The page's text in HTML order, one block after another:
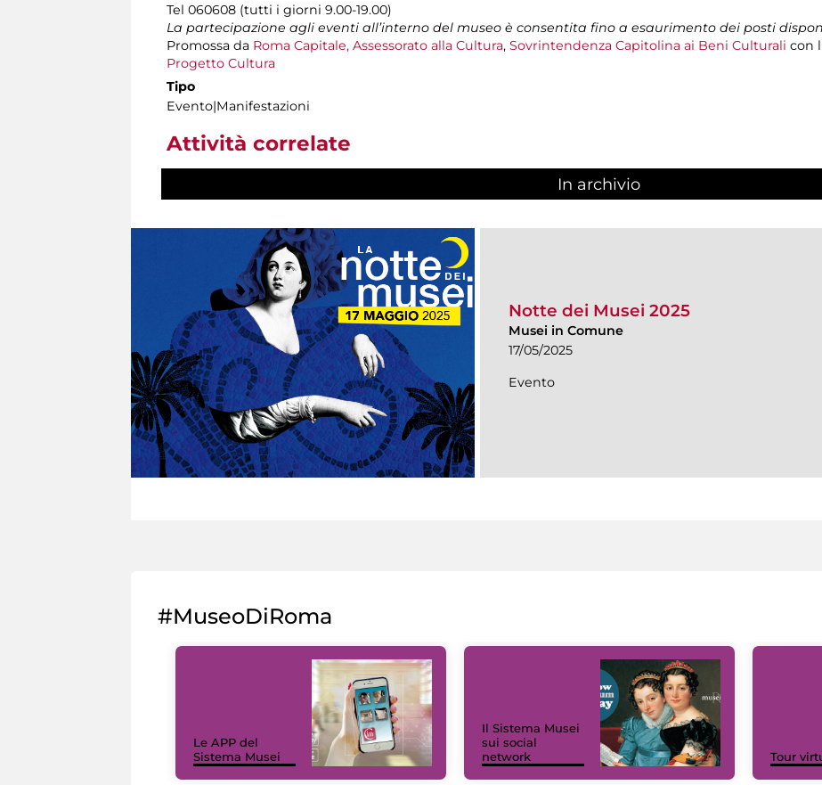
Tel 060608 (tutti i giorni 9.00-19.00)
La partecipazione agli eventi all’interno del museo è consentita fino a esaurimento dei posti
Promossa da Roma Capitale, Assessorato alla Cultura, Sovrintendenza Capitolina ai Beni Culturali con
Progetto Cultura
Tipo
Evento|Manifestazioni
Attività correlate
In archivio
Notte dei Musei 2025
Musei in Comune
17/05/2025
Evento
#MuseoDiRoma
Le APP del
Sistema Musei
Il Sistema Musei
sui social
network
Tour